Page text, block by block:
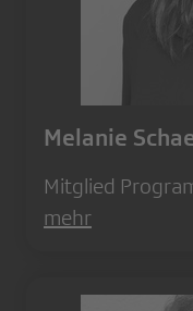
Melanie
Mitglied
mehr